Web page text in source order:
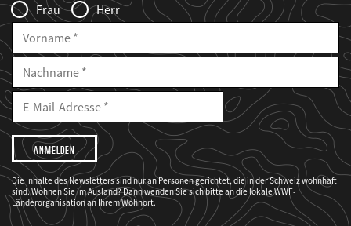
Frau
Herr
Vorname
Nachname
E-
Mailadresse
E-
Adresse
Ich
möchte,
dass
der
WWF
mich
über
seine
Projekte
informiert.
Die Inhalte des Newsletters sind nur an Personen gerichtet, die in der Schweiz wohnhaft
sind. Wohnen Sie im Ausland? Dann wenden Sie sich bitte an die lokale WWF-
Länderorganisation an Ihrem Wohnort.